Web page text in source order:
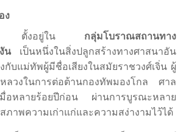
ง
อง ตั้งอยู่ใน กลุ่มโบราณสถานทาง
นเป็นหนึ่งในสิ่งปลูกสร้างทางศาสนาอัน
กับแม่ทัพผู้มีชื่อเสียงในสมัยราชวงศ์เจิ่น ผู้
ลวงในการต่อต้านกองทัพมองโกล ศาล
มื่อหลายร้อยปีก่อน ผ่านการบูรณะหลาย
ภาพความเก่าแก่และความสง่างามไว้ได้